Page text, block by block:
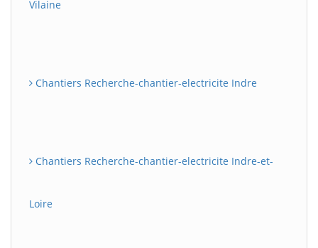
Vilaine
Chantiers Recherche-chantier-electricite Indre
Chantiers Recherche-chantier-electricite Indre-et-
Loire